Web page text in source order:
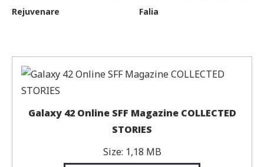
Rejuvenare Falia
Galaxy 42 Online SFF Magazine COLLECTED
STORIES
Size: 1,18 MB